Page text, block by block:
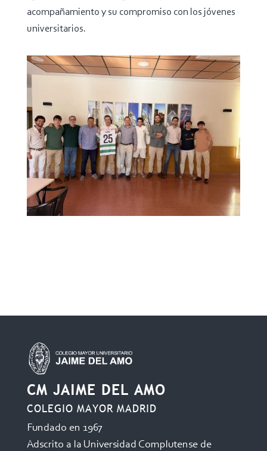
acompañamiento y su compromiso con los jóvenes
universitarios.
CM JAIME DEL AMO
COLEGIO MAYOR MADRID
Fundado en 1967
Adscrito a la Universidad Complutense de